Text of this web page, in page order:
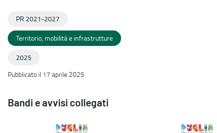
PR 2021-2027
Territorio, mobilità e infrastrutture
2025
Pubblicato il 17 aprile 2025
Bandi e avvisi collegati